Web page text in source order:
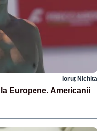
Ionuț Nichita
Europene. Americanii